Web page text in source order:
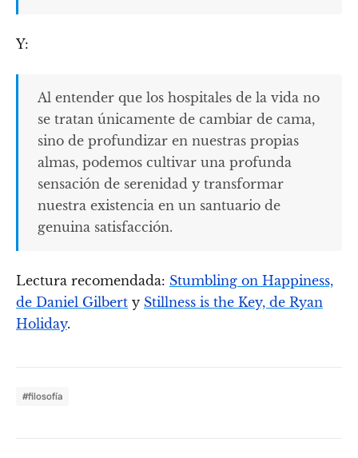
Y:
Al entender que los hospitales de la vida no
se tratan únicamente de cambiar de cama,
sino de profundizar en nuestras propias
almas, podemos cultivar una profunda
sensación de serenidad y transformar
nuestra existencia en un santuario de
genuina satisfacción.
Lectura recomendada: Stumbling on Happiness,
de Daniel Gilbert y Stillness is the Key, de Ryan
Holiday.
#filosofía